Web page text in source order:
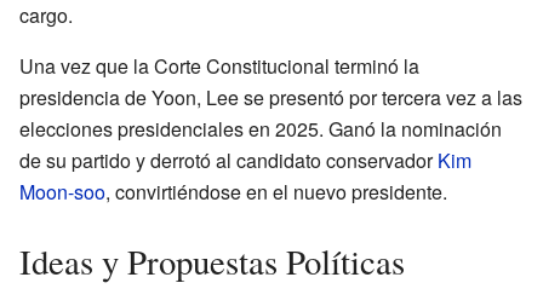
cargo.
Una vez que la Corte Constitucional terminó la
presidencia de Yoon, Lee se presentó por tercera vez a las
elecciones presidenciales en 2025. Ganó la nominación
de su partido y derrotó al candidato conservadorKim
Moon-soo, convirtiéndose en el nuevo presidente.
Ideas y Propuestas Políticas